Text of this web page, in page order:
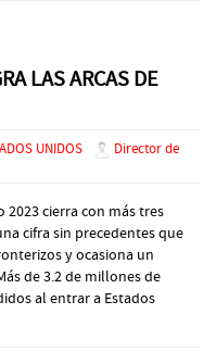
LAS ARCAS DE
UNIDOS
Director de
cierra con más tres
cifra sin precedentes que
y ocasiona un
de 3.2 de millones de
al entrar a Estados